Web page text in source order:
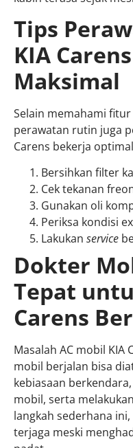
Tips
KIA
Maksimal
Selain memahami
perawatan rutin juga
Carens bekerja
Bersihkan filter
Cek tekanan
Gunakan oli
Periksa kondisi
Lakukan service
Dokter
Tepat
Carens
Masalah AC mobil KIA
mobil berjalan bisa
kebiasaan
mobil, serta
langkah sederhana
terjaga meski